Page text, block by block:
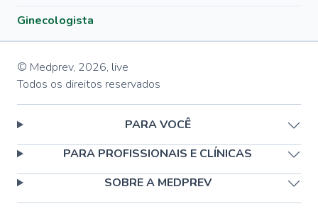
Ginecologista
© Medprev, 2026, live
Todos os direitos reservados
PARA VOCÊ
PARA PROFISSIONAIS E CLÍNICAS
SOBRE A MEDPREV